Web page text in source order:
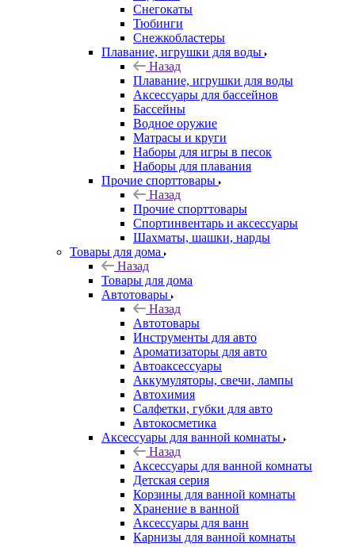
Снегокаты
Тюбинги
Снежкобластеры
Плавание, игрушки для воды
Назад
Плавание, игрушки для воды
Аксессуары для бассейнов
Бассейны
Водное оружие
Матрасы и круги
Наборы для игры в песок
Наборы для плавания
Прочие спорттовары
Назад
Прочие спорттовары
Спортинвентарь и аксессуары
Шахматы, шашки, нарды
Товары для дома
Назад
Товары для дома
Автотовары
Назад
Автотовары
Инструменты для авто
Ароматизаторы для авто
Автоаксессуары
Аккумуляторы, свечи, лампы
Автохимия
Салфетки, губки для авто
Автокосметика
Аксессуары для ванной комнаты
Назад
Аксессуары для ванной комнаты
Детская серия
Корзины для ванной комнаты
Хранение в ванной
Аксессуары для ванн
Карнизы для ванной комнаты